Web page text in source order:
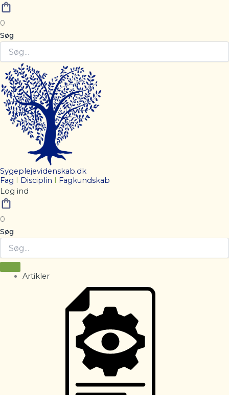
0
Søg
Sygeplejevidenskab.dk
Fag
Disciplin
Fagkundskab
Log ind
0
Søg
Artikler